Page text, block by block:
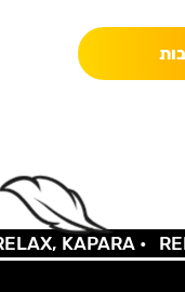
KAPARA •